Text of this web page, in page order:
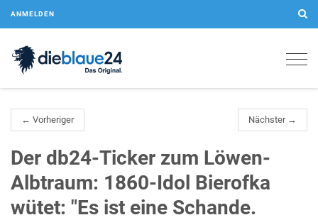
ANMELDEN
← Vorheriger Nächster →
Der db24-Ticker zum Löwen-
Albtraum: 1860-Idol Bierofka
wütet: "Es ist eine Schande.